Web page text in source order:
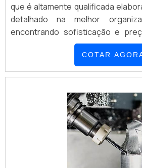
que é altamente qualificada
detalhado na melhor
encontrando sofisticação e
lugar.Quando a questão é
industrial de peças, com a
Usifort irá encontrar proteção
AS EMPRESAS DE USINAGEM
muitas maneiras
competência e excelência para
empresas de usinagem industrial
canaliza sua energia em
com: Escritório de alta qualidade
COTAR